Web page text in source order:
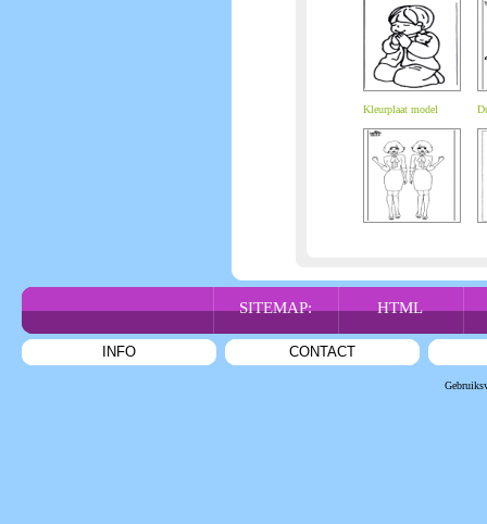
Kleurplaat model
SITEMAP: HTML
INFO CONTACT